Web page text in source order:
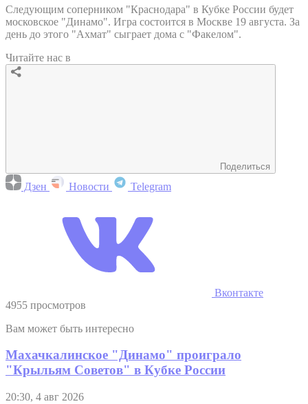
Следующим соперником "Краснодара" в Кубке России будет
московское "Динамо". Игра состоится в Москве 19 августа. За
день до этого "Ахмат" сыграет дома с "Факелом".
Читайте нас в
Поделиться
Дзен Новости Telegram
Вконтакте
4955 просмотров
Вам может быть интересно
Махачкалинское "Динамо" проиграло
"Крыльям Советов" в Кубке России
20:30, 4 авг 2026